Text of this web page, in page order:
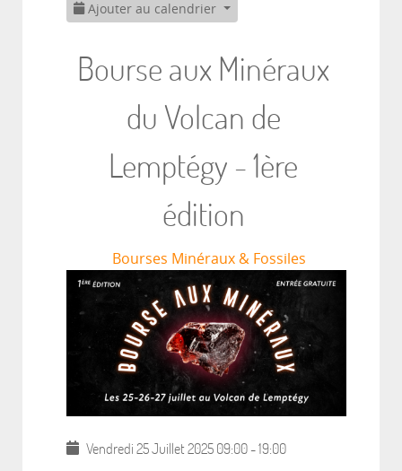
Ajouter au calendrier
Bourse aux Minéraux
du Volcan de
Lemptégy - 1ère
édition
Bourses Minéraux & Fossiles
Vendredi 25 Juillet 2025 09:00 -19:00